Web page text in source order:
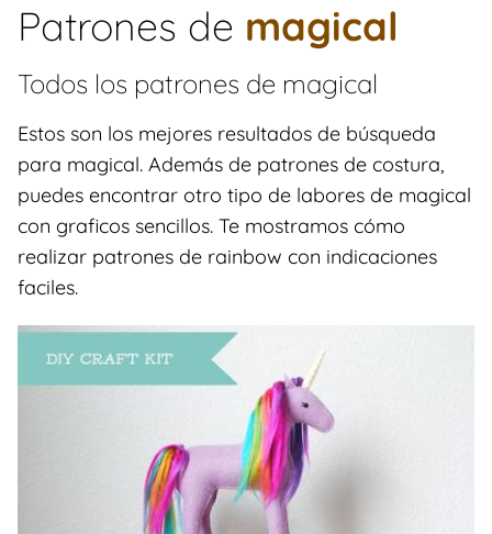
Patrones de magical
Todos los patrones de magical
Estos son los mejores resultados de búsqueda
para magical. Además de patrones de costura,
puedes encontrar otro tipo de labores de magical
con graficos sencillos. Te mostramos cómo
realizar patrones de rainbow con indicaciones
faciles.